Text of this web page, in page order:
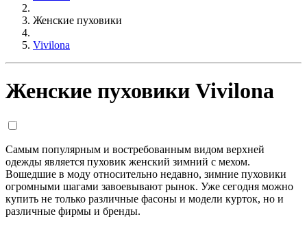
Женские пуховики
Vivilona
Женские пуховики Vivilona
Самым популярным и востребованным видом верхней
одежды является пуховик женский зимний с мехом.
Вошедшие в моду относительно недавно, зимние пуховики
огромными шагами завоевывают рынок. Уже сегодня можно
купить не только различные фасоны и модели курток, но и
различные фирмы и бренды.